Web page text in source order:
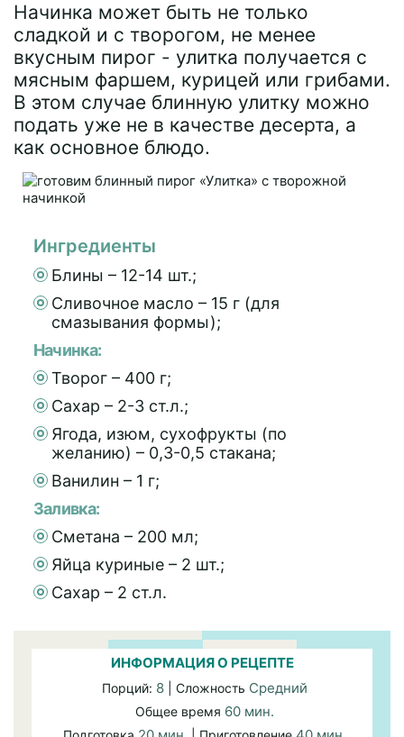
Начинка может быть не только
сладкой и с творогом, не менее
вкусным пирог - улитка получается с
мясным фаршем, курицей или грибами.
В этом случае блинную улитку можно
подать уже не в качестве десерта, а
как основное блюдо.
Ингредиенты
Блины – 12-14 шт.;
Сливочное масло – 15 г (для
смазывания формы);
Начинка:
Творог – 400 г;
Сахар – 2-3 ст.л.;
Ягода, изюм, сухофрукты (по
желанию) – 0,3-0,5 стакана;
Ванилин – 1 г;
Заливка:
Сметана – 200 мл;
Яйца куриные – 2 шт.;
Сахар – 2 ст.л.
ИНФОРМАЦИЯ О РЕЦЕПТЕ
Порций: 8| Сложность Средний
Общее время 60 мин.